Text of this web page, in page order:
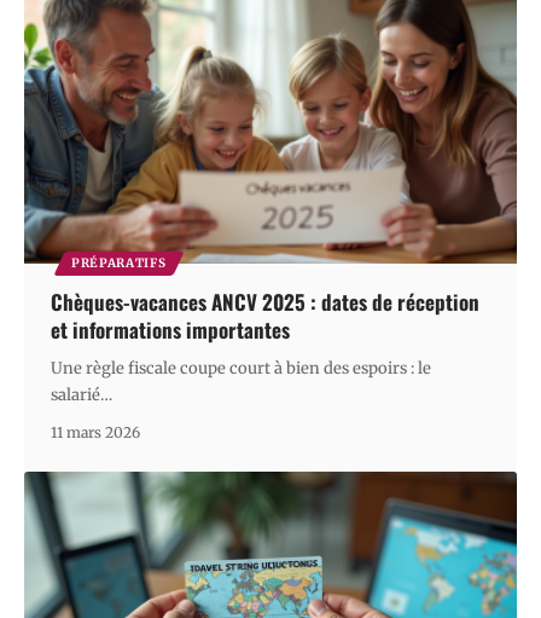
PRÉPARATIFS
Chèques-vacances ANCV 2025 : dates de réception
et informations importantes
Une règle fiscale coupe court à bien des espoirs : le
salarié…
11 mars 2026